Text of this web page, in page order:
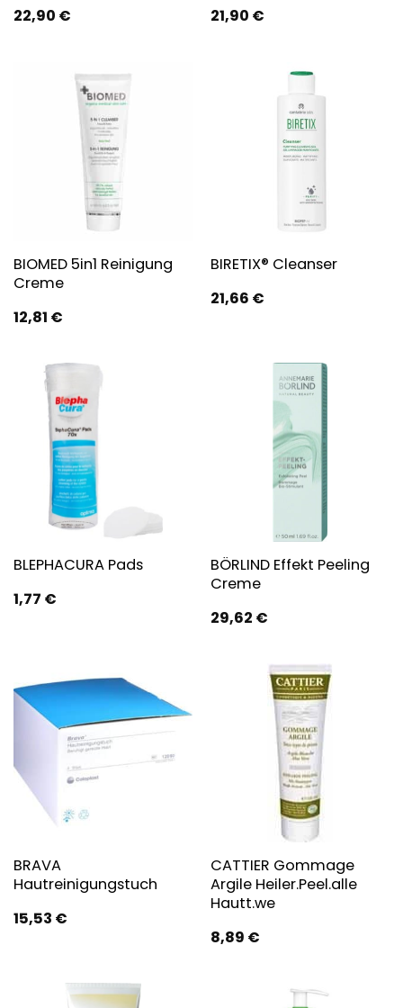
22,90 €
21,90 €
BIOMED 5in1 Reinigung
Creme
12,81 €
BIRETIX® Cleanser
21,66 €
BLEPHACURA Pads
1,77 €
BÖRLIND Effekt Peeling
Creme
29,62 €
BRAVA
Hautreinigungstuch
15,53 €
CATTIER Gommage
Argile Heiler.Peel.alle
Hautt.we
8,89 €